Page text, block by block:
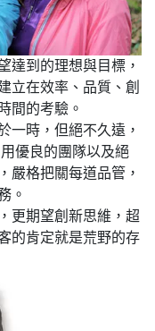
達到的理想與目標，
立在效率、品質、創
間的考驗。
一時，但絕不久遠，
優良的團隊以及絕
嚴格把關每道品管，
。
更期望創新思維，超
的肯定就是荒野的存